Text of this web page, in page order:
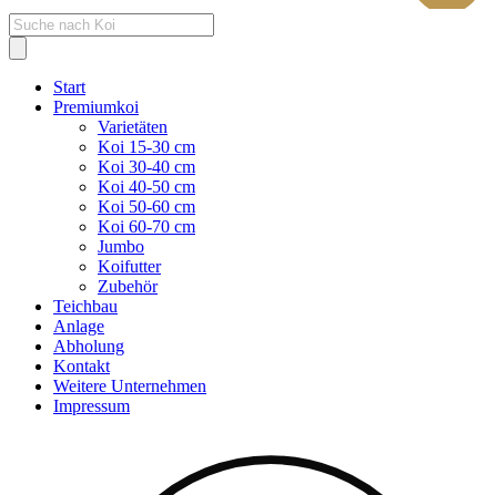
Products
search
Start
Premiumkoi
Varietäten
Koi 15-30 cm
Koi 30-40 cm
Koi 40-50 cm
Koi 50-60 cm
Koi 60-70 cm
Jumbo
Koifutter
Zubehör
Teichbau
Anlage
Abholung
Kontakt
Weitere Unternehmen
Impressum